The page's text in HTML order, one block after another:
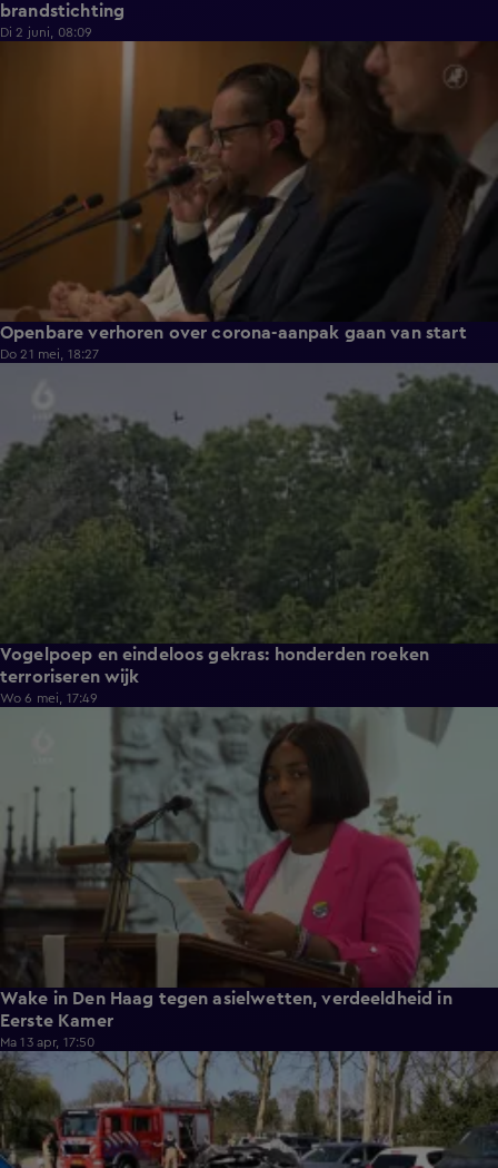
brandstichting
Di 2 juni, 08:09
Openbare verhoren over corona-aanpak gaan van start
Do 21 mei, 18:27
Vogelpoep en eindeloos gekras: honderden roeken
terroriseren wijk
Wo 6 mei, 17:49
Wake in Den Haag tegen asielwetten, verdeeldheid in
Eerste Kamer
Ma 13 apr, 17:50
0:45